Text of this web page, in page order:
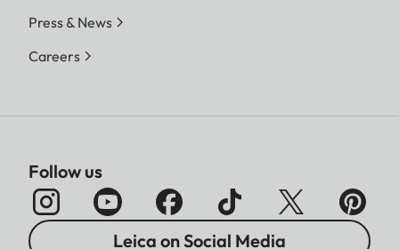
Press & News
Careers
Follow us
Leica on Social Media